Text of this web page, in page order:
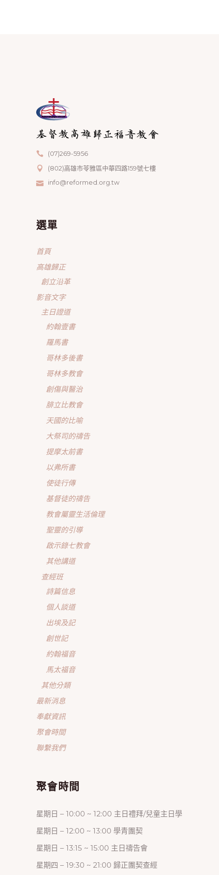
(07)269-5956
(802)高雄市苓雅區中華四路159號七樓
info@reformed.org.tw
選單
首頁
高雄歸正
創立沿革
影音文字
主日證道
約翰壹書
羅馬書
哥林多後書
哥林多教會
創傷與醫治
腓立比教會
天國的比喻
大祭司的禱告
提摩太前書
以弗所書
使徒行傳
基督徒的禱告
教會屬靈生活倫理
聖靈的引導
啟示錄七教會
其他講道
查經班
詩篇信息
個人談道
出埃及記
創世記
約翰福音
馬太福音
其他分類
最新消息
奉獻資訊
聚會時間
聯繫我們
聚會時間
星期日 – 10:00 ~ 12:00 主日禮拜/兒童主日學
星期日 – 12:00 ~ 13:00 學青團契
星期日 – 13:15 ~ 15:00 主日禱告會
星期四 – 19:30 ~ 21:00 歸正團契查經